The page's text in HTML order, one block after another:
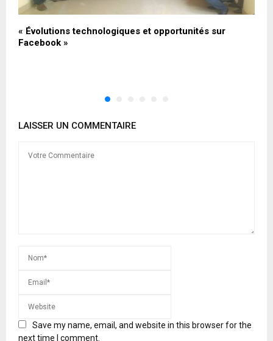
« Évolutions technologiques et opportunités sur
Facebook »
LAISSER UN COMMENTAIRE
Save my name, email, and website in this browser for the
next time I comment.